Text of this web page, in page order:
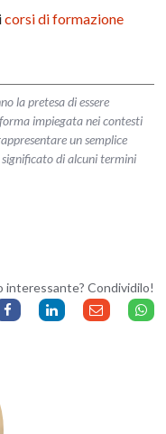
corsi di formazione
la pretesa di essere
impiegata nei contesti
un semplice
di alcuni termini
interessante? Condividilo!